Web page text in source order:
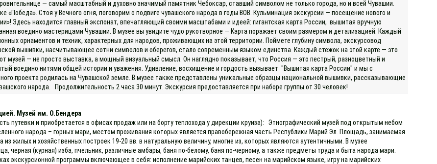
— самый масштабный и духовно значимый памятник Чебоксар, ставший символом не только города, но и всей Чувашии.
«Победа». Стоя у Вечного огня, поговорим о подвиге чувашского народа в годы ВОВ. Кульминация экскурсии — посещение нового и
Здесь находится главный экспонат, впечатляющий своими масштабами и идеей: гигантская карта России, вышитая вручную
воедино мастерицами Чувашии. В музее вы увидите чудо рукотворное — Карта поражает своим размером и детализацией. Каждый
орнаментов и техник, характерных для народов, проживающих на этой территории. Поймете глубину символа, экскурсовод
вышивки, насчитывающее сотни символов и оберегов, стало современным языком единства. Каждый стежок на этой карте — это
музей — не просто выставка, а мощный визуальный смысл. Он наглядно показывает, что Россия — это пестрый, разноцветный и
воедино нитями общей истории и уважения. Удивление, восхищение и гордость вызывает "Вышитая карта России" и мы с
проекта родилась на Чувашской земле. В музее также представлены уникальные образцы национальной вышивки, рассказывающие
народа. Продолжительность 2 часа 30 минут. Экскурсия предоставляется при наборе группы от 30 человек!
Музей им. О.Бендера
путевки и приобретается в офисах продаж или на борту теплохода у дирекции круиза): Этнографический музей под открытым небом
народа – горных мари, местом проживания которых является правобережная часть Республики Марий Эл. Площадь, занимаемая
из жилых и хозяйственных построек 19-20 вв. в натуральную величину, многие из, которых являются аутентичными. В музее
черная (курная) изба, пчельник, различные амбары, баня по-белому, баня по-черному, а также предметы труда и быта народа мари.
экскурсионной программы включающее в себя: исполнение марийских танцев, песен на марийском языке, игру на марийских